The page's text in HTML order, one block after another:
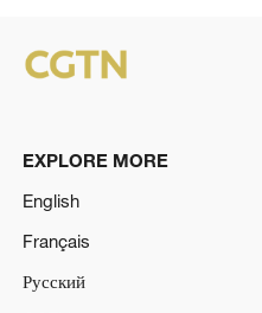
EXPLORE MORE
English
Français
Русский